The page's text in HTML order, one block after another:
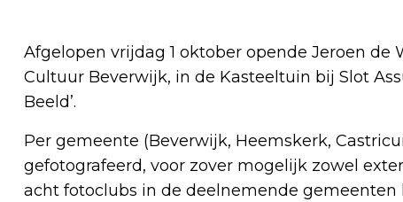
Afgelopen vrijdag 1 oktober opende Jeroen
Cultuur Beverwijk, in de Kasteeltuin bij Slot
Beeld’.
Per gemeente (Beverwijk, Heemskerk,
gefotografeerd, voor zover mogelijk zowel
acht fotoclubs in de deelnemende gemeenten